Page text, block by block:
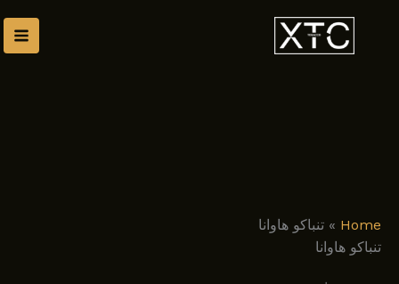
Home
»تنباکو هاوانا
تنباکو هاوانا